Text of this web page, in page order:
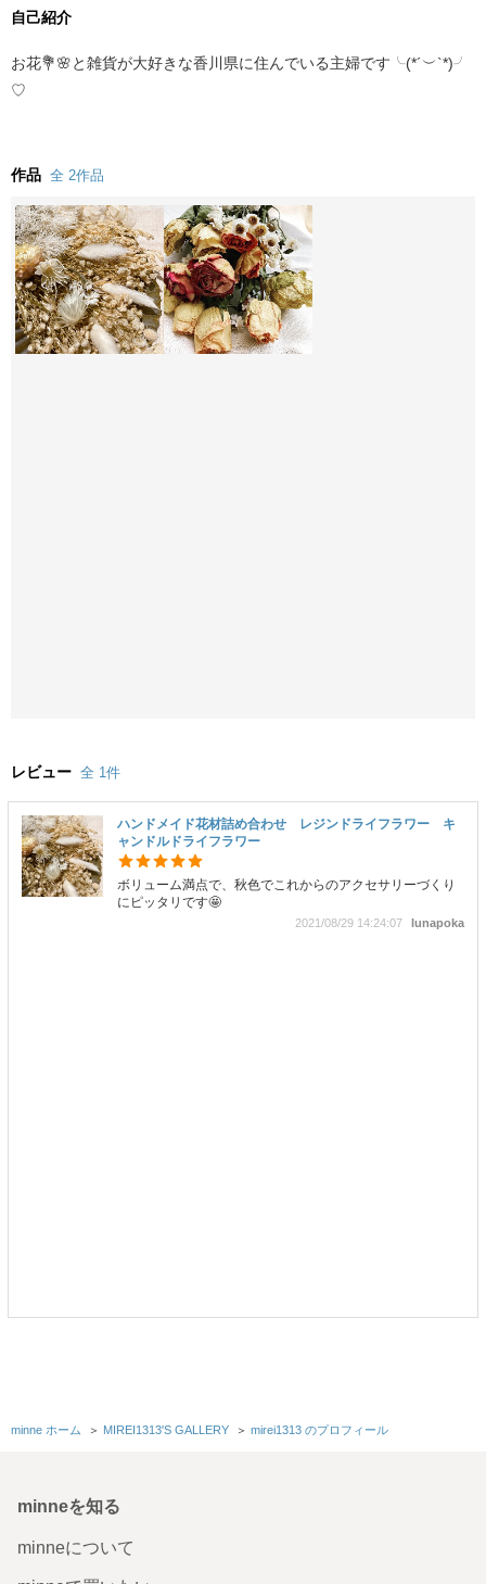
自己紹介
お花💐🌸と雑貨が大好きな香川県に住んでいる主婦です╰(*´︶`*)╯
♡
作品 全 2作品
レビュー 全 1件
ハンドメイド花材詰め合わせ レジンドライフラワー キ
ャンドルドライフラワー
ボリューム満点で、秋色でこれからのアクセサリーづくり
にピッタリです🤩
lunapoka
2021/08/29 14:24:07
minne ホーム ＞ MIREI1313'S GALLERY ＞ mirei1313 のプロフィール
minneを知る
minneについて